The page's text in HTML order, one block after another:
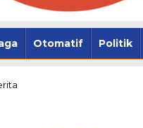
Otomatif Politik